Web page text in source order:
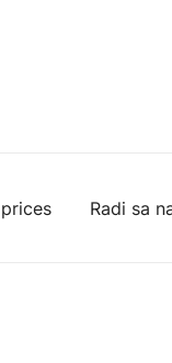
Radi sa